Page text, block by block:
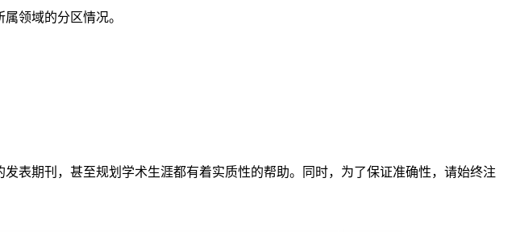
领域的分区情况。
表期刊，甚至规划学术生涯都有着实质性的帮助。同时，为了保证准确性，请始终注